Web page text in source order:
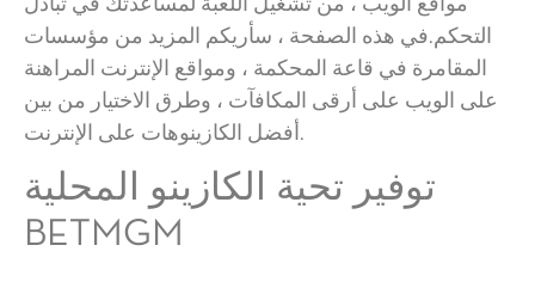
مواقع الويب ، من تشغيل اللعبة لمساعدتك في تبادل
التحكم.في هذه الصفحة ، سأريكم المزيد من مؤسسات
المقامرة في قاعة المحكمة ، ومواقع الإنترنت المراهنة
على الويب على أرقى المكافآت ، وطرق الاختيار من بين
أفضل الكازينوهات على الإنترنت.
توفير تحية الكازينو المحلية
BETMGM